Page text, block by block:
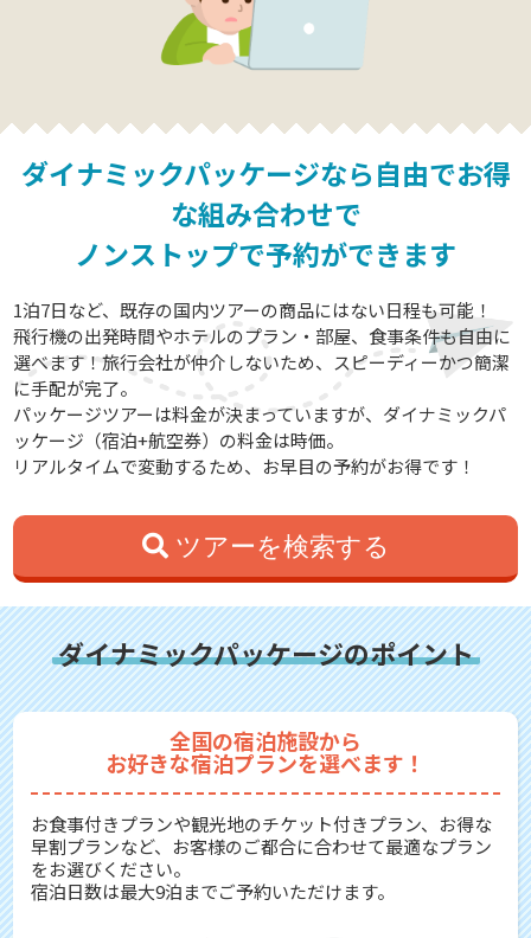
ダイナミックパッケージなら自由でお得
な組み合わせで
ノンストップで予約ができます
1泊7日など、既存の国内ツアーの商品にはない日程も可能！
飛行機の出発時間やホテルのプラン・部屋、食事条件も自由に
選べます！旅行会社が仲介しないため、スピーディーかつ簡潔
に手配が完了。
パッケージツアーは料金が決まっていますが、ダイナミックパ
ッケージ（宿泊+航空券）の料金は時価。
リアルタイムで変動するため、お早目の予約がお得です！
ツアーを検索する
ダイナミックパッケージのポイント
全国の宿泊施設から
お好きな宿泊プランを選べます！
お食事付きプランや観光地のチケット付きプラン、お得な
早割プランなど、お客様のご都合に合わせて最適なプラン
をお選びください。
宿泊日数は最大9泊までご予約いただけます。